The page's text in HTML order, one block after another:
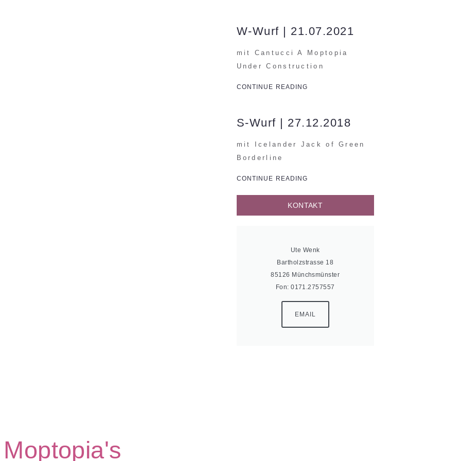
W-Wurf | 21.07.2021
mit Cantucci A Moptopia
Under Construction
CONTINUE READING
S-Wurf | 27.12.2018
mit Icelander Jack of Green
Borderline
CONTINUE READING
KONTAKT
Ute Wenk
Bartholzstrasse 18
85126 Münchsmünster
Fon: 0171.2757557
EMAIL
Moptopia's